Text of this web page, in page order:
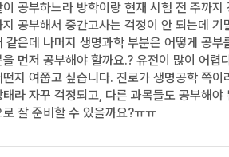
이 공부하느라 방학이랑 현재 시험 전 주까
지 공부해서 중간고사는 걱정이 안 되는데
같은데 나머지 생명과학 부분은 어떻게 공
을 먼저 공부해야 할까요.? 유전이 많이 어
떤지 여쭙고 싶습니다. 진로가 생명공학 쪽
태라 자꾸 걱정되고, 다른 과목들도 공부해
로 잘 준비할 수 있을까요?ㅠㅠ